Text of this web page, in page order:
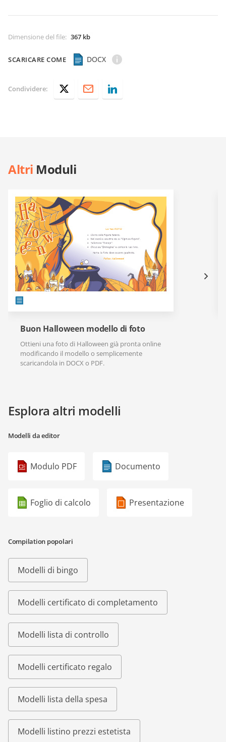
Dimensione del file: 367 kb
SCARICARE COME DOCX
Condividere:
Altri Moduli
Buon Halloween modello di foto
Ottieni una foto di Halloween già pronta online
modificando il modello o semplicemente
scaricandola in DOCX o PDF.
Esplora altri modelli
Modelli da editor
Modulo PDF Documento
Foglio di calcolo Presentazione
Compilation popolari
Modelli di bingo
Modelli certificato di completamento
Modelli lista di controllo
Modelli certificato regalo
Modelli lista della spesa
Modelli listino prezzi estetista